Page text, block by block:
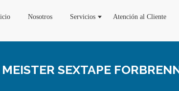
Nosotros Servicios Atención al Cliente
SEXTAPE